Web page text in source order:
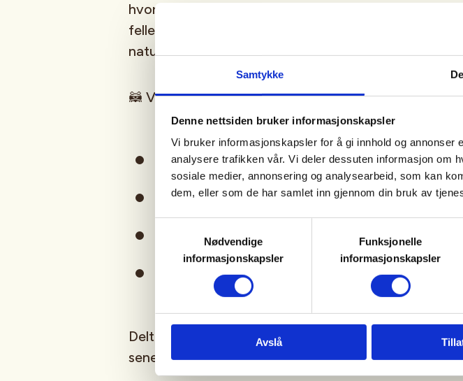
Samtykke
Denne nettsiden bruker informasjonskapsler
Vi bruker informasjonskapsler for å gi innhold og
analysere trafikken vår. Vi deler dessuten informasjon om
sosiale medier, annonsering og analysearbeid, som kan
dem, eller som de har samlet inn gjennom din bruk av
Nødvendige
informasjonskapsler
Funksjonelle
informasjonskapsler
Avslå
hvordan ulike fangstfeller fungerer, hva slags dyr som
fellene, og hvorfor predatorjakt er viktig for balansen i
naturen og for småviltbestandene.
🦝 Vi snakker blant annet om:
Mår
Mink
Røyskatt
Deltakerne vil også få beskjed dersom det blir fangst i
senere, slik at de kan følge med på prosjektet videre.